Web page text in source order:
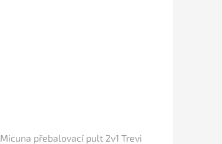
Micuna přebalovací pult 2v1 Trevi